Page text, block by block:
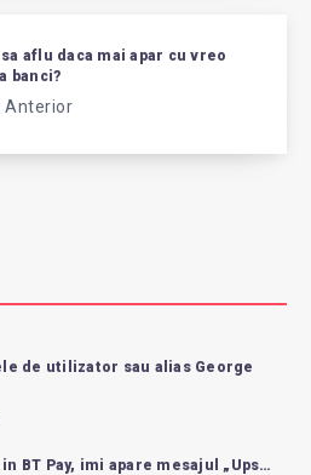
aflu daca mai apar cu vreo
banci?
Anterior
de utilizator sau alias George
BT Pay, imi apare mesajul „Ups…